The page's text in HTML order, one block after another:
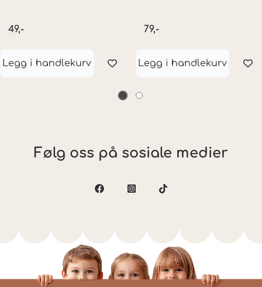
49,-
Legg i handlekurv
79,-
Legg i handlekurv
Følg oss på sosiale medier